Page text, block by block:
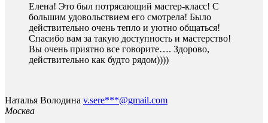
Елена! Это был потрясающий мастер-класс! С
большим удовольствием его смотрела! Было
действительно очень тепло и уютно общаться!
Спасибо вам за такую доступность и мастерство!
Вы очень приятно все говорите…. Здорово,
действительно как будто рядом))))
Наталья Володина v.sere***@gmail.com
Москва